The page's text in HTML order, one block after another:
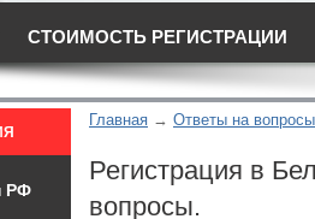
СТОИМОСТЬ РЕГИСТРАЦИИ
Главная Ответы на
Регистрация в
вопросы.
РФ